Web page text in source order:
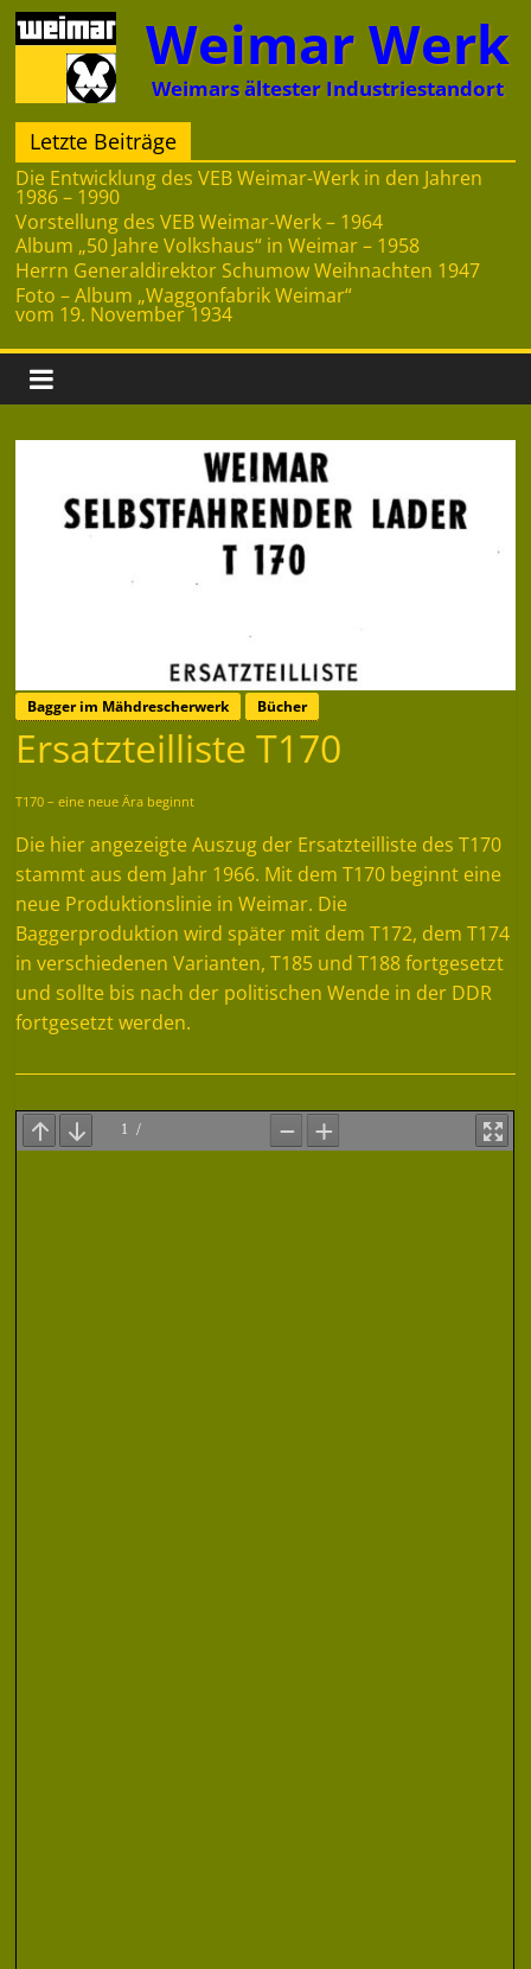
Zum
Inhalt
springen
Weimar Werk
Weimars ältester Industriestandort
Letzte Beiträge
Die Entwicklung des VEB Weimar-Werk in den Jahren
1986 – 1990
Vorstellung des VEB Weimar-Werk – 1964
Album „50 Jahre Volkshaus“ in Weimar – 1958
Herrn Generaldirektor Schumow Weihnachten 1947
Foto – Album „Waggonfabrik Weimar“
vom 19. November 1934
Bagger im Mähdrescherwerk Bücher
Ersatzteilliste T170
T170 – eine neue Ära beginnt
Die hier angezeigte Auszug der Ersatzteilliste des T170
stammt aus dem Jahr 1966. Mit dem T170 beginnt eine
neue Produktionslinie in Weimar. Die
Baggerproduktion wird später mit dem T172, dem T174
in verschiedenen Varianten, T185 und T188 fortgesetzt
und sollte bis nach der politischen Wende in der DDR
fortgesetzt werden.